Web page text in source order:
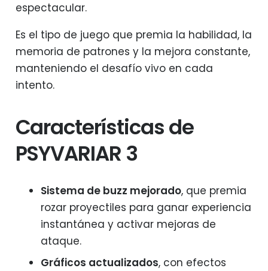
espectacular.
Es el tipo de juego que premia la habilidad, la
memoria de patrones y la mejora constante,
manteniendo el desafío vivo en cada
intento.
Características de
PSYVARIAR 3
Sistema de buzz mejorado, que premia
rozar proyectiles para ganar experiencia
instantánea y activar mejoras de
ataque.
Gráficos actualizados, con efectos